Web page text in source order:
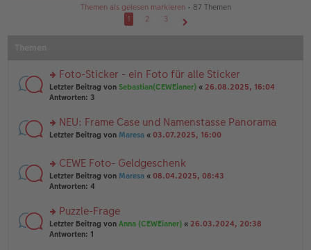
Themen als gelesen markieren• 87 Themen
1
2
3
rs
te
n
g
es
e
n
er
ei
tr
a
Foto-Sticker - ein Foto für alle Sticker
Letzter Beitrag von Sebastian(CEWEianer) « 26.08.2025, 16:04
Antworten: 3
rs
u
n
g
es
e
n
er
NEU: Frame Case und Namenstasse Panorama
Letzter Beitrag von Maresa « 03.07.2025, 16:00
rs
te
n
g
el
CEWE Foto- Geldgeschenk
Letzter Beitrag von Maresa « 08.04.2025, 08:43
Antworten: 4
rs
te
Puzzle-Frage
Letzter Beitrag von Anna (CEWEianer) « 26.03.2024, 20:38
Antworten: 1